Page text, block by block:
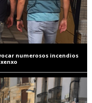
numerosos incendios